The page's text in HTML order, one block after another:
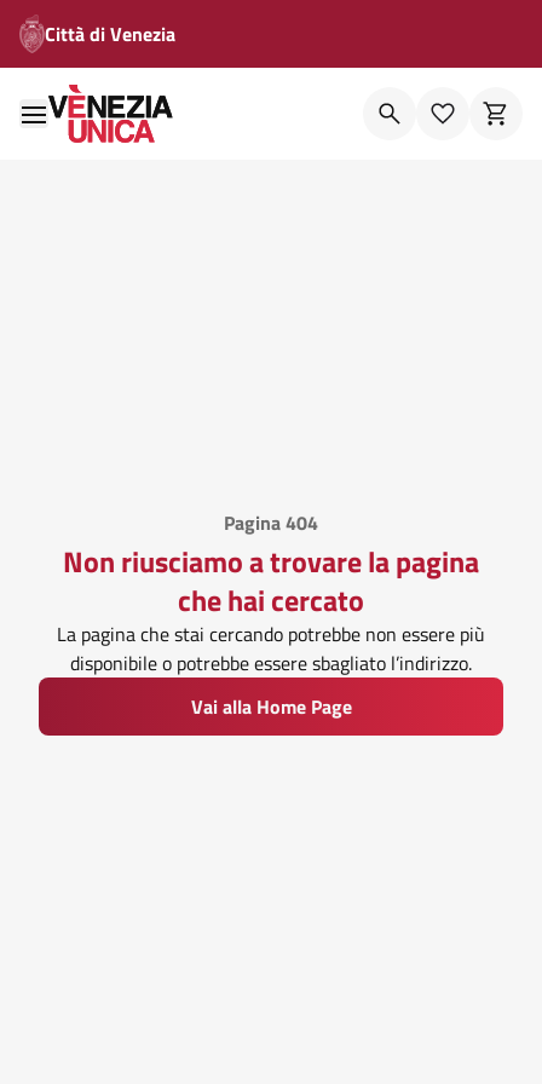
Città di Venezia
Pagina 404
Non riusciamo a trovare la pagina
che hai cercato
La pagina che stai cercando potrebbe non essere più
disponibile o potrebbe essere sbagliato l’indirizzo.
Vai alla Home Page